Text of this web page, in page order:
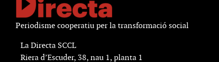
Periodisme cooperatiu per la transformació social
La Directa SCCL
Riera d’Escuder, 38, nau 1, planta 1